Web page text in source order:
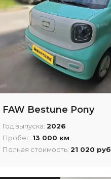
FAW Bestune Pony
Год выпуска:2026
Пробег: 13 000 км
Полная стоимость:21 020 руб